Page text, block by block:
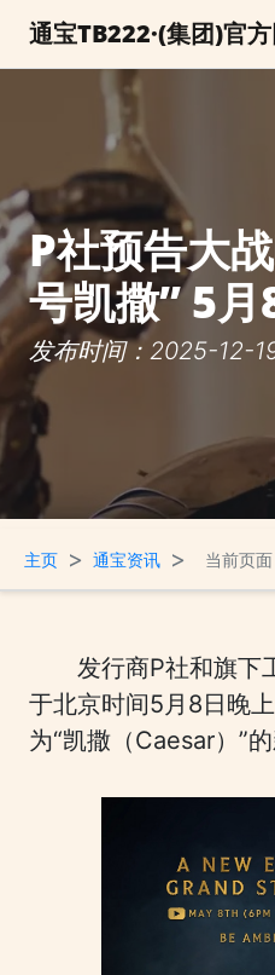
通宝TB222·(集团)官
P社预告大
号凯撒” 5
发布时间：2025-12-
主页 > 通宝资讯 > 当前页面
发行商P社和旗下
于北京时间5月8日晚
为“凯撒（Caesar）”